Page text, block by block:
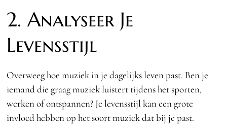
2. Analyseer Je
Levensstijl
Overweeg hoe muziek in je dagelijks leven past. Ben je
iemand die graag muziek luistert tijdens het sporten,
werken of ontspannen? Je levensstijl kan een grote
invloed hebben op het soort muziek dat bij je past.